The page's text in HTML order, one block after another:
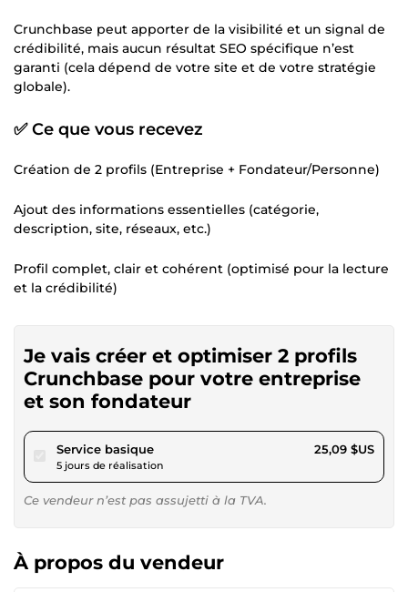
Crunchbase peut apporter de la visibilité et un signal de
crédibilité, mais aucun résultat SEO spécifique n’est
garanti (cela dépend de votre site et de votre stratégie
globale).
✅ Ce que vous recevez
Création de 2 profils (Entreprise + Fondateur/Personne)
Ajout des informations essentielles (catégorie,
description, site, réseaux, etc.)
Profil complet, clair et cohérent (optimisé pour la lecture
et la crédibilité)
Je vais créer et optimiser 2 profils
Crunchbase pour votre entreprise
et son fondateur
Service basiquepour 23,13 $US
5 jours de réalisation
25,09 $US
Ce vendeur n’est pas assujetti à la TVA.
À propos du vendeur